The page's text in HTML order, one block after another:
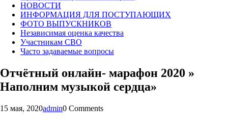
НОВОСТИ
ИНФОРМАЦИЯ ДЛЯ ПОСТУПАЮЩИХ
ФОТО ВЫПУСКНИКОВ
Независимая оценка качества
Участникам СВО
Часто задаваемые вопросы
Отчётный онлайн- марафон 2020 »
Наполним музыкой сердца»
15 мая, 2020admin0 Comments